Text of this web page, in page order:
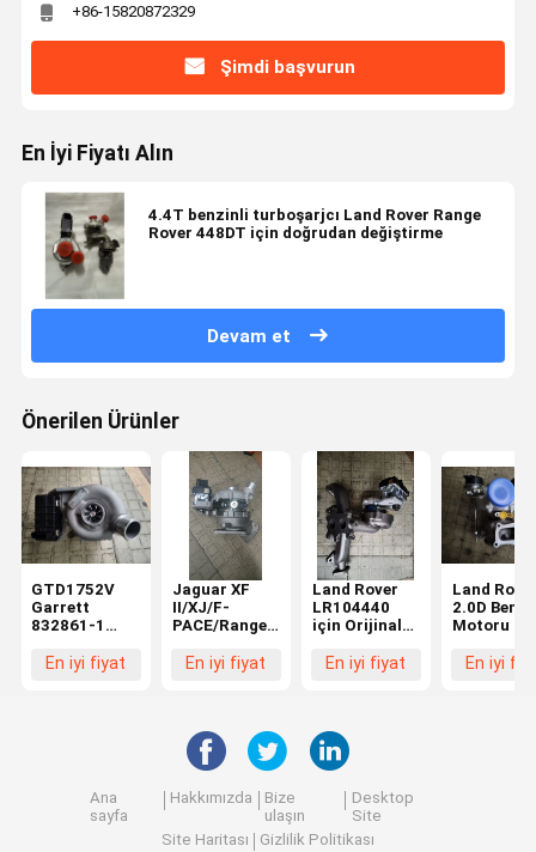
+86-15820872329
Şimdi başvurun
En İyi Fiyatı Alın
4.4T benzinli turboşarjcı Land Rover Range
Rover 448DT için doğrudan değiştirme
Devam et
Önerilen Ürünler
GTD1752V
Garrett
832861-1
Jaguar XF XJ
T4A8248
En iyi fiyat
Jaguar XF
II/XJ/F-
PACE/Range
3.0 832861-1
HK83-6K682-
En iyi fiyat
Land Rover
LR104440
için Orijinal
Doğrudan
Değişim
En iyi fiyat
Land
2.0D
Motoru
Değiştirme
Turboşarj
En iyi
Ana
sayfa
Hakkımızda
Bize
ulaşın
Desktop
Site
Site Haritası
Gizlilik Politikası